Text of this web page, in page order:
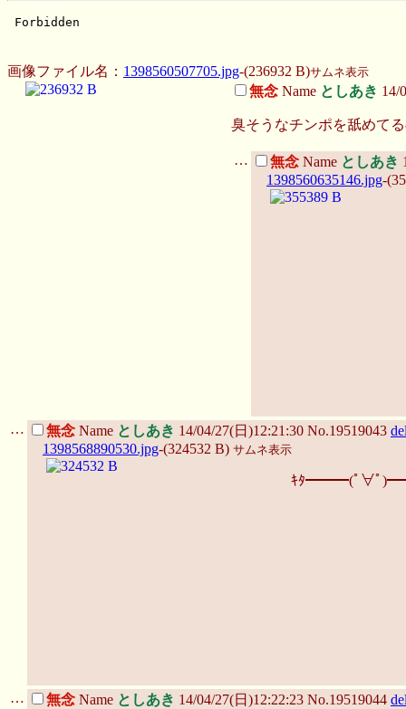
画像ファイル名： 1398560507705.jpg-(236932 B)サムネ表示
無念 Name としあき 14/
臭そうなチンポを舐めて
… 無念 Name としあき
1398560635146.jpg-
… 無念 Name としあき 14/04/27(日)12:21:30 No.19519043
1398568890530.jpg-(324532 B) サムネ表示
ｷﾀ━━━(ﾟ∀ﾟ
… 無念 Name としあき 14/04/27(日)12:22:23 No.19519044